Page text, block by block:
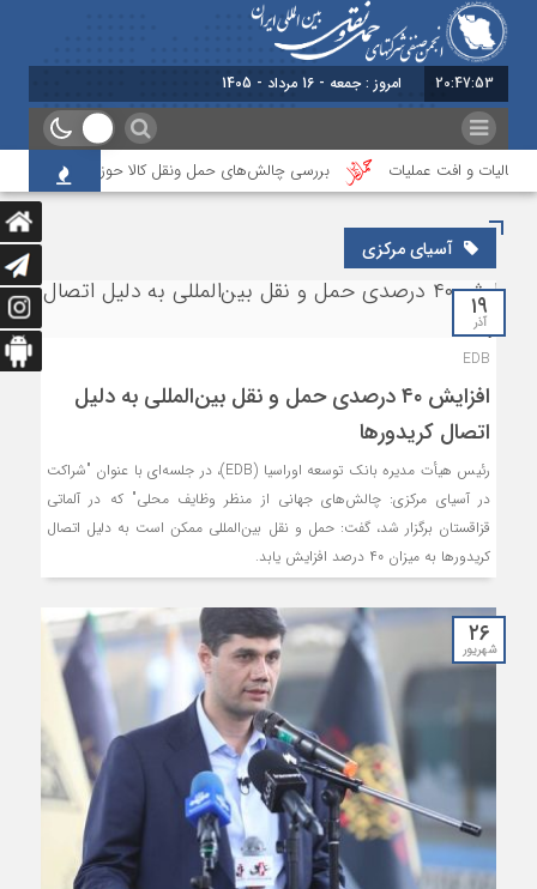
20:47:54 امروز : جمعه - 16 مرداد - 1405
مالیات و افت عملیات بررسی چالش‌های حمل ونقل کالا حوزه‌های ریلی،
آسیای مرکزی
۱۹
آذر
EDB
افزایش ۴۰ درصدی حمل و نقل بین‌المللی به دلیل
اتصال کریدورها
رئیس هیأت مدیره بانک توسعه اوراسیا (EDB)، در جلسه‌ای با عنوان "شراکت
در آسیای مرکزی: چالش‌های جهانی از منظر وظایف محلی" که در آلماتی
قزاقستان برگزار شد، گفت: حمل و نقل بین‌المللی ممکن است به دلیل اتصال
کریدورها به میزان ۴۰ درصد افزایش یابد.
۲۶
شهریور